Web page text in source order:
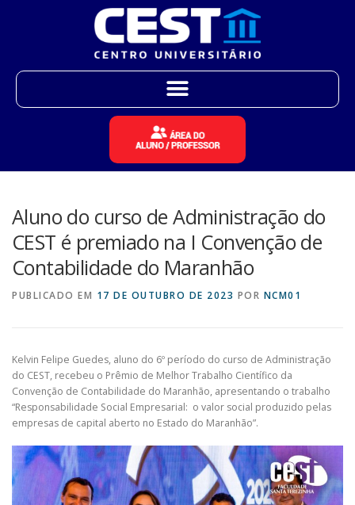
Aluno do curso de Administração do
CEST é premiado na I Convenção de
Contabilidade do Maranhão
PUBLICADO EM 17 DE OUTUBRO DE 2023 POR NCM01
Kelvin Felipe Guedes, aluno do 6º período do curso de Administração
do CEST, recebeu o Prêmio de Melhor Trabalho Científico da
Convenção de Contabilidade do Maranhão, apresentando o trabalho
“Responsabilidade Social Empresarial: o valor social produzido pelas
empresas de capital aberto no Estado do Maranhão”.